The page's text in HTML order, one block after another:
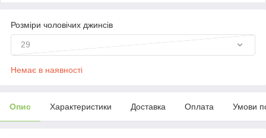
Розміри чоловічих джинсів
29
Немає в наявності
Опис Характеристики Доставка Оплата Умови